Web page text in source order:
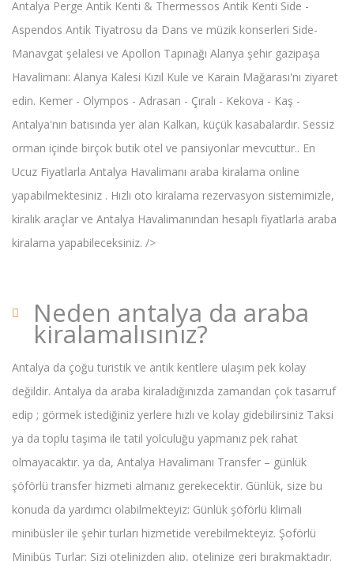
Antalya Perge Antik Kenti & Thermessos Antik Kenti Side -
Aspendos Antik Tiyatrosu da Dans ve müzik konserleri Side-
Manavgat şelalesi ve Apollon Tapınağı Alanya şehir gazipaşa
Havalimanı: Alanya Kalesi Kızıl Kule ve Karain Mağarası'nı ziyaret
edin. Kemer - Olympos - Adrasan - Çıralı - Kekova - Kaş -
Antalya'nın batısında yer alan Kalkan, küçük kasabalardır. Sessiz
orman içinde birçok butik otel ve pansiyonlar mevcuttur.. En
Ucuz Fiyatlarla Antalya Havalimanı araba kiralama online
yapabilmektesiniz . Hızlı oto kiralama rezervasyon sistemimizle,
kiralık araçlar ve Antalya Havalimanından hesaplı fiyatlarla araba
kiralama yapabileceksiniz. />
Neden antalya da araba
kiralamalısınız?
Antalya da çoğu turistik ve antik kentlere ulaşım pek kolay
değildir. Antalya da araba kiraladığınızda zamandan çok tasarruf
edip ; görmek istediğiniz yerlere hızlı ve kolay gidebilirsiniz Taksi
ya da toplu taşıma ile tatil yolculuğu yapmanız pek rahat
olmayacaktır. ya da, Antalya Havalimanı Transfer – günlük
şöförlü transfer hizmeti almanız gerekecektir. Günlük, size bu
konuda da yardımcı olabilmekteyiz: Günlük şöförlü klimali
minibüsler ile şehir turları hizmetide verebilmekteyiz. Şoförlü
Minibüs Turlar: Sizi otelinizden alıp, otelinize geri bırakmaktadır.